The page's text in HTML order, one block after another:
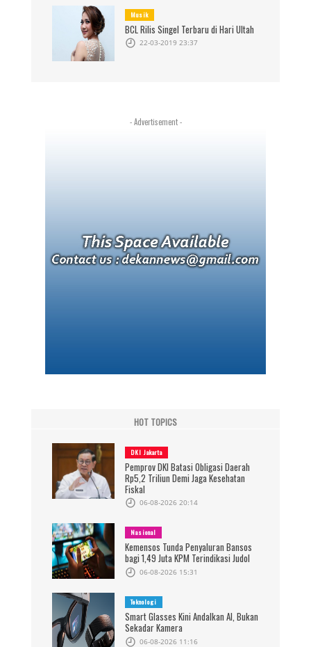
Musik
BCL Rilis Singel Terbaru di Hari Ultah
22-03-2019 23:37
- Advertisement -
HOT TOPICS
DKI Jakarta
Pemprov DKI Batasi Obligasi Daerah
Rp5,2 Triliun Demi Jaga Kesehatan
Fiskal
06-08-2026 20:14
Nasional
Kemensos Tunda Penyaluran Bansos
bagi 1,49 Juta KPM Terindikasi Judol
06-08-2026 15:31
Teknologi
Smart Glasses Kini Andalkan AI, Bukan
Sekadar Kamera
06-08-2026 11:16